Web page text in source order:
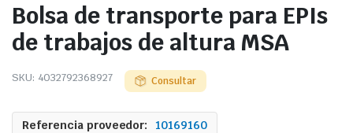
Bolsa de transporte para EPIs
de trabajos de altura MSA
SKU: 4032792368927 Consultar
Referencia proveedor: 10169160